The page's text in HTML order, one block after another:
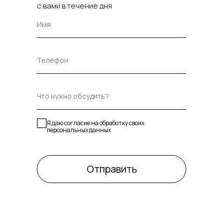
с вами в течение дня
Я даю согласие на обработку своих
персональных данных
Отправить